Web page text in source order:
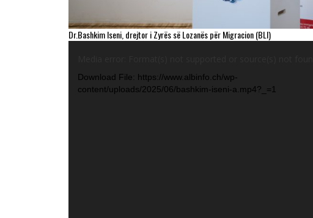
Dr.Bashkim Iseni, drejtor i Zyrës së Lozanës për Migracion (BLI)
Download File: https://www.albinfo.ch/wp-
content/uploads/2025/06/bashkim-iseni-a.mp4?_=1